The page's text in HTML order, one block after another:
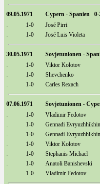
09.05.1971
Cypern - Spanien 0-
.
1-0
José Pirri
.
1-0 José Luis Violeta
30.05.1971
Sovjetunionen -
.
1-0
Viktor Kolotov
.
1-0
Shevchenko
.
1-0 Carles Rexach
07.06.1971
Sovjetunionen -
.
1-0
Vladimir Fedotov
.
1-0
Gennadi Evryuzhhikhin
.
1-0
Gennadi Evryuzhhikhin
.
1-0
Viktor Kolotov
.
1-0
Stephanis Michael
.
1-0
Anatoli Banishevski
.
1-0 Vladimir Fedotov